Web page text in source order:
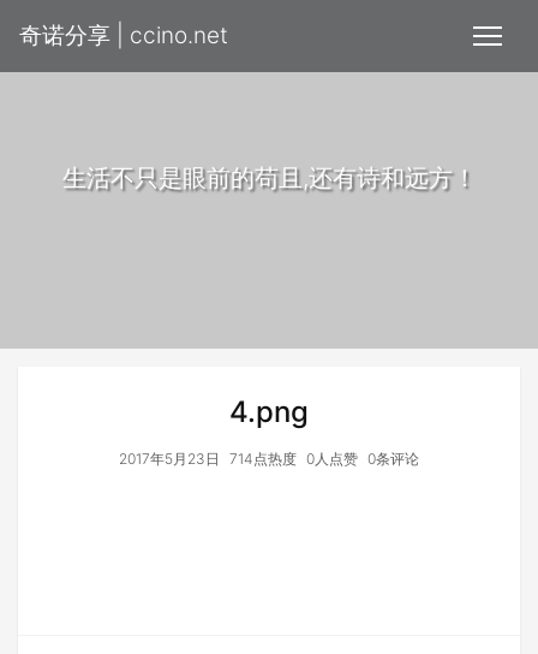
奇诺分享 | ccino.net
生活不只是眼前的苟且,还有诗和远方！
4.png
2017年5月23日 714点热度 0人点赞 0条评论